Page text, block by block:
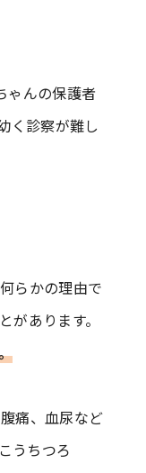
ゃんの保護者
く診察が難し
らかの理由で
あります。
痛、血尿など
うちつろ